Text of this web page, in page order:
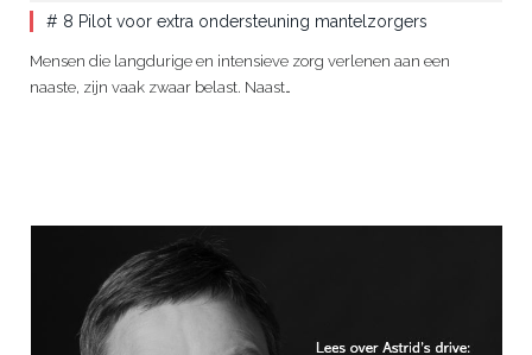
# 8 Pilot voor extra ondersteuning mantelzorgers
Mensen die langdurige en intensieve zorg verlenen aan een
naaste, zijn vaak zwaar belast. Naast…